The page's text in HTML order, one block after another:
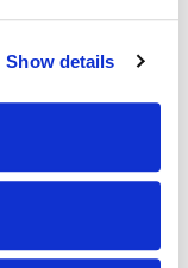
Show details
Sie
Der einzige
Frieden unter
Christus
lehrt, wie